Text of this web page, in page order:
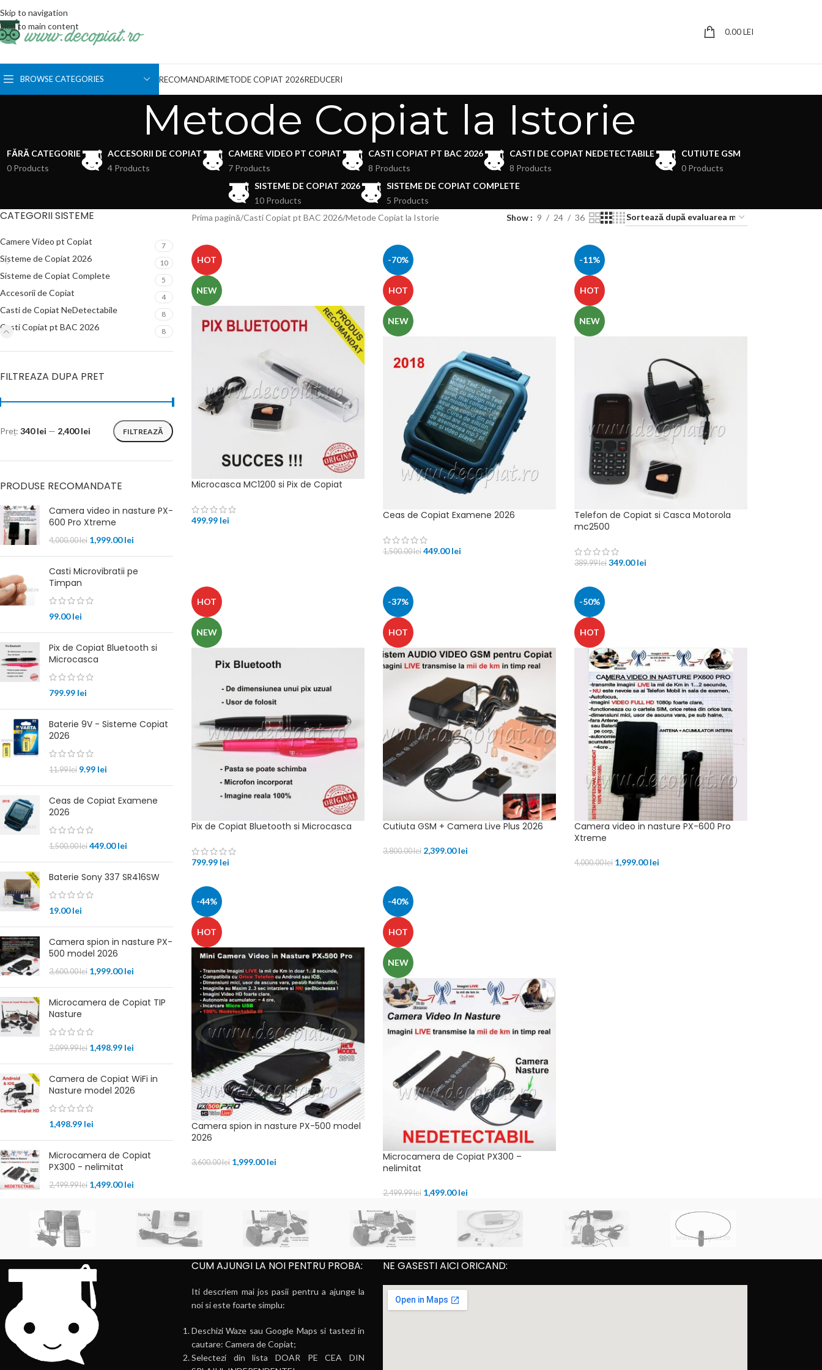
Skip to navigation
Skip to main content
0.00LEI
BROWSE CATEGORIES RECOMANDARIMETODE COPIAT 2026REDUCERI
Metode Copiat la Istorie
FĂRĂ CATEGORIE
0 Products
ACCESORII DE COPIAT
4 Products
CAMERE VIDEO PT COPIAT
7 Products
CASTI COPIAT PT BAC 2026
8 Products
CASTI DE COPIAT NEDETECTABILE
8 Products
CUTIUTE GSM
0 Products
SISTEME DE COPIAT 2026
10 Products
SISTEME DE COPIAT COMPLETE
5 Products
CATEGORII SISTEME
Camere Video pt Copiat 7
Sisteme de Copiat 2026 10
Sisteme de Copiat Complete 5
Accesorii de Copiat 4
Casti de Copiat NeDetectabile 8
Casti Copiat pt BAC 2026 8
FILTREAZA DUPA PRET
FILTREAZĂ
Preț: 340 lei — 2,400 lei
PRODUSE RECOMANDATE
Camera video in nasture PX-
600 Pro Xtreme
4,000.00lei 1,999.00lei
Casti Microvibratii pe
Timpan
99.00lei
Pix de Copiat Bluetooth si
Microcasca
799.99 lei
Baterie 9V - Sisteme Copiat
2026
11.99lei 9.99 lei
Ceas de Copiat Examene
2026
1,500.00lei 449.00lei
Baterie Sony 337 SR416SW
19.00lei
Camera spion in nasture PX-
500 model 2026
3,600.00lei 1,999.00lei
Microcamera de Copiat TIP
Nasture
2,099.99lei 1,498.99 lei
Camera de Copiat WiFi in
Nasture model 2026
1,498.99 lei
Microcamera de Copiat
PX300 - nelimitat
2,499.99lei 1,499.00lei
Prima pagină Casti Copiat pt BAC 2026 Metode Copiat la Istorie Show 9 24 36
HOT
NEW
Microcasca MC1200 si Pix de Copiat
499.99 lei
-70%
HOT
NEW
Ceas de Copiat Examene 2026
1,500.00lei 449.00lei
-11%
HOT
NEW
Telefon de Copiat si Casca Motorola
mc2500
389.99lei 349.00lei
HOT
NEW
Pix de Copiat Bluetooth si Microcasca
799.99 lei
-37%
HOT
Cutiuta GSM + Camera Live Plus 2026
3,800.00lei 2,399.00lei
-50%
HOT
Camera video in nasture PX-600 Pro
Xtreme
4,000.00lei 1,999.00lei
-44%
HOT
Camera spion in nasture PX-500 model
2026
3,600.00lei 1,999.00lei
-40%
HOT
NEW
Microcamera de Copiat PX300 –
nelimitat
2,499.99lei 1,499.00lei
CUM AJUNGI LA NOI PENTRU PROBA:
Iti descriem mai jos pasii pentru a ajunge la
noi si este foarte simplu:
Deschizi Waze sau Google Maps si tastezi in
cautare: Camera de Copiat;
Selectezi din lista DOAR PE CEA DIN
NE GASESTI AICI ORICAND: